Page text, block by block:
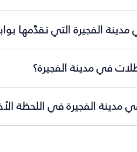
الفجيرة التي تقدّمها
في مدينة الفجيرة؟
الفجيرة في اللحظة